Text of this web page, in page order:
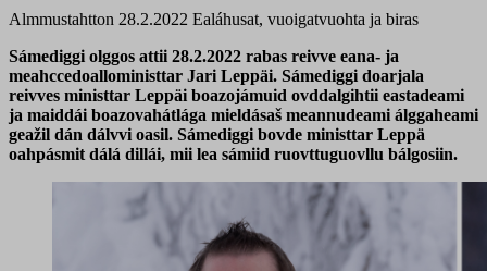
Almmustahtton 28.2.2022 Ealáhusat, vuoigatvuohta ja biras
Sámediggi olggos attii 28.2.2022 rabas reivve eana- ja
meahccedoalloministtar Jari Leppäi. Sámediggi doarjala
reivves ministtar Leppäi boazojámuid ovddalgihtii eastadeami
ja maiddái boazovahátlága mieldásaš meannudeami álggaheami
geažil dán dálvvi oasil. Sámediggi bovde ministtar Leppä
oahpásmit dálá dillái, mii lea sámiid ruovttuguovllu bálgosiin.